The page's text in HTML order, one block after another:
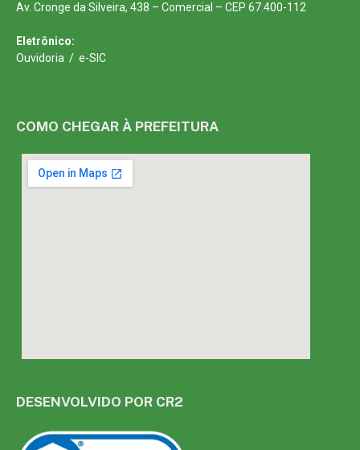
Av. Cronge da Silveira, 438 – Comercial – CEP 67.400-112
Eletrônico:
Ouvidoria / e-SIC
COMO CHEGAR À PREFEITURA
DESENVOLVIDO POR CR2